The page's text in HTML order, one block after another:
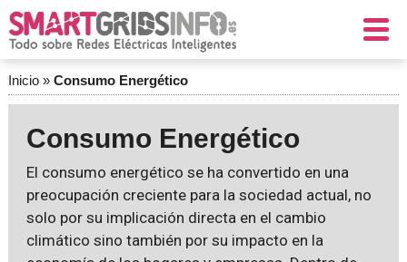
Inicio» Consumo Energético
Consumo Energético
El consumo energético se ha convertido en una
preocupación creciente para la sociedad actual, no
solo por su implicación directa en el cambio
climático sino también por su impacto en la